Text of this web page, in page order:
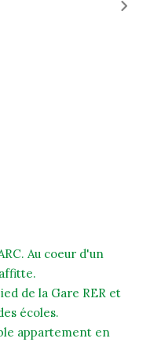
Au coeur d'un
de la Gare RER et
écoles.
appartement en